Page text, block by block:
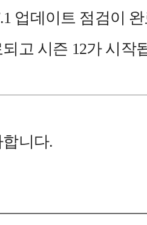
업데이트 점검이
되고 시즌 12가 시작
니다.